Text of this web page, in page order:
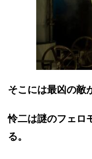
そこには最凶の敵
怜二は謎のフェロ
る。